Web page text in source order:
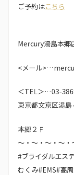
ご予約はこちら
Mercury湯島本郷
<メール
＜TEL＞…03-
東京都文京区湯
本郷２Ｆ
～・～・～・～・
#ブライダルエス
むくみ#EMS#高